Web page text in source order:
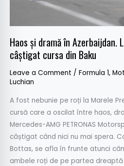
Haos și dramă în Azerbaijdan.
câștigat cursa din Baku
Leave a Comment / Formula 1,
Luchian
A fost nebunie pe roți la Marele
cursă care a oscilat între haos,
Mercedes-AMG PETRONAS
câștigat când nici nu mai spera.
Bottas, se afla în frunte atunci
ambele roți de pe partea dreaptă
cursa
din
Baku